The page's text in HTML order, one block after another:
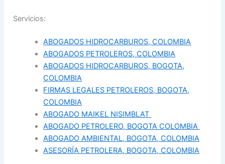
Servicios:
ABOGADOS HIDROCARBUROS, COLOMBIA
ABOGADOS PETROLEROS, COLOMBIA
ABOGADOS HIDROCARBUROS, BOGOTA,
COLOMBIA
FIRMAS LEGALES PETROLEROS, BOGOTA,
COLOMBIA
ABOGADO MAIKEL NISIMBLAT
ABOGADO PETROLERO, BOGOTA COLOMBIA
ABOGADO AMBIENTAL, BOGOTA, COLOMBIA
ASESORÍA PETROLERA, BOGOTA, COLOMBIA